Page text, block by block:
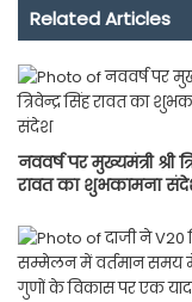
Related Articles
नववर्ष पर मुख्यमंत्री श्री
रावत का शुभकामना